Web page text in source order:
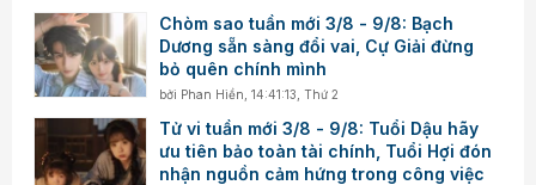
Chòm sao tuần mới 3/8 - 9/8: Bạch
Dương sẵn sàng đổi vai, Cự Giải đừng
bỏ quên chính mình
bởi Phan Hiền ,14:41:13, Thứ 2
Tử vi tuần mới 3/8 - 9/8: Tuổi Dậu hãy
ưu tiên bảo toàn tài chính, Tuổi Hợi đón
nhận nguồn cảm hứng trong công việc